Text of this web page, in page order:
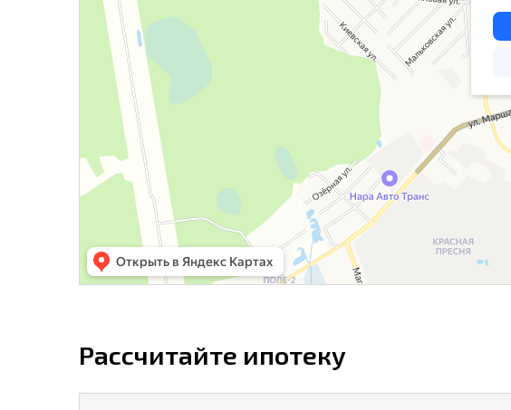
Рассчитайте ипотеку